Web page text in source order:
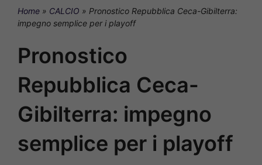
Home » CALCIO » Pronostico Repubblica Ceca-Gibilterra:
impegno semplice per i playoff
Pronostico
Repubblica Ceca-
Gibilterra: impegno
semplice per i playoff